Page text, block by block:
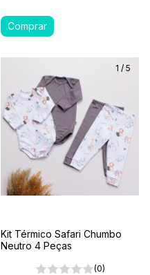
1 / 5
Kit Térmico Safari Chumbo
Neutro 4 Peças
(0)